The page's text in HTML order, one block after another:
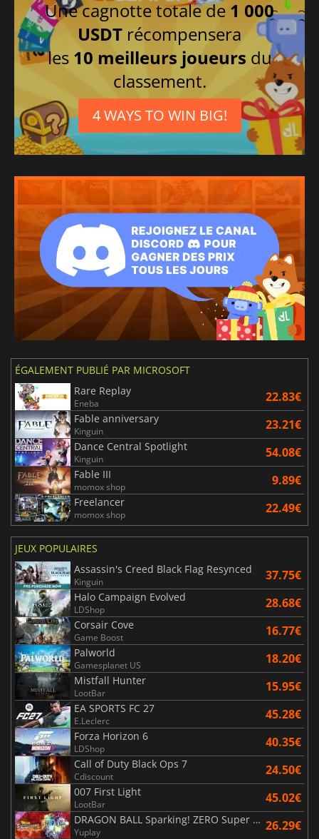
Une cagnotte totale de 1 000
USDT récompensera
les 10 meilleurs joueurs du
classement.
4 WAYS TO WIN BIG!
ÉGALEMENT PUBLIÉ PAR MICROSOFT
Rare Replay
Eneba 22.83€
Fable anniversary
Kinguin 23.21€
Dance Central Spotlight
Kinguin 54.08€
Fable III
momox shop 9.89€
Freelancer
momox shop 22.49€
JEUX POPULAIRES
Assassin's Creed Black Flag Resynced
Kinguin 37.75€
Halo Campaign Evolved
LDShop 28.68€
Corsair Cove
Game Boost 16.77€
Palworld
Gamesplanet US 18.20€
Mistfall Hunter
LootBar 15.95€
EA SPORTS FC 27
E.Leclerc 45.28€
Forza Horizon 6
LDShop 40.35€
Call of Duty Black Ops 7
Cdiscount 24.50€
007 First Light
LootBar 45.02€
DRAGON BALL Sparking! ZERO Super Limit Breaking NEO
Yuplay 26.29€